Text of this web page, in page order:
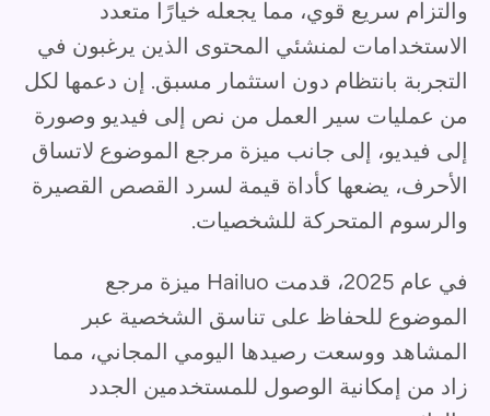
والتزام سريع قوي، مما يجعله خيارًا متعدد
الاستخدامات لمنشئي المحتوى الذين يرغبون في
التجربة بانتظام دون استثمار مسبق. إن دعمها لكل
من عمليات سير العمل من نص إلى فيديو وصورة
إلى فيديو، إلى جانب ميزة مرجع الموضوع لاتساق
الأحرف، يضعها كأداة قيمة لسرد القصص القصيرة
والرسوم المتحركة للشخصيات.
في عام 2025، قدمت Hailuo ميزة مرجع
الموضوع للحفاظ على تناسق الشخصية عبر
المشاهد ووسعت رصيدها اليومي المجاني، مما
زاد من إمكانية الوصول للمستخدمين الجدد